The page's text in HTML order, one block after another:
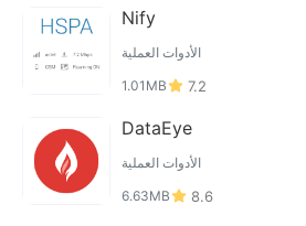
Nify
الأدوات العملية
1.01MB
7.2
DataEye
الأدوات العملية
6.63MB
8.6